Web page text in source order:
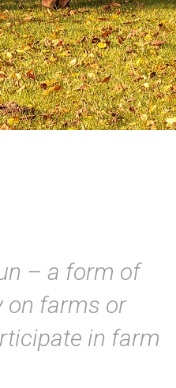
– a form of
on farms or
in farm